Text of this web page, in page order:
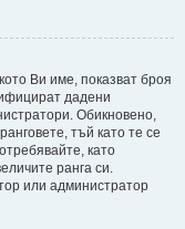
Ви име, показват броя
дадени
Обикновено,
тъй като те се
като
ранга си.
или администратор